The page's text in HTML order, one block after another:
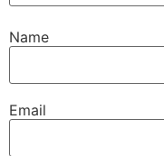
Name
Email